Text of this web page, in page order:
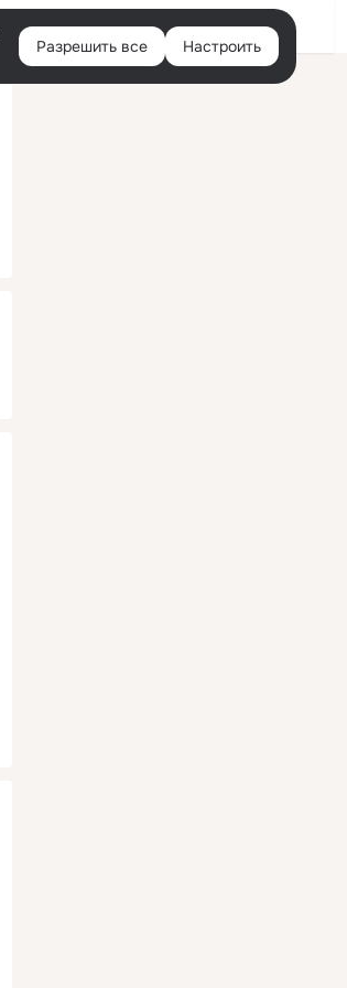
Войти
Разрешить все Настроить